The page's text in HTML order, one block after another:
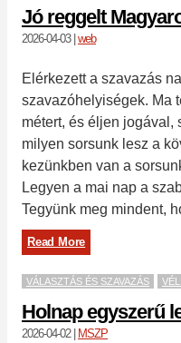
Jó reggelt
2026-04-03|web
Elérkezett a szavazás
szavazóhelyiségek. Ma
métert, és éljen jogával,
milyen sorsunk lesz a
kezünkben van a
Legyen a mai nap a
Tegyünk meg mindent,
Read More
VÁLASZTÁS ÉS SZAVAZÁS
Holnap egyszerű
2026-04-02| MSZP